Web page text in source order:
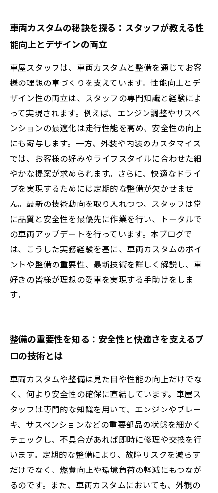
車両カスタムの秘訣を探る：スタッフが教える性
能向上とデザインの両立
車屋スタッフは、車両カスタムと整備を通じてお客
様の理想の車づくりを支えています。性能向上とデ
ザイン性の両立は、スタッフの専門知識と経験によ
って実現されます。例えば、エンジン調整やサスペ
ンションの最適化は走行性能を高め、安全性の向上
にも寄与します。一方、外装や内装のカスタマイズ
では、お客様の好みやライフスタイルに合わせた細
やかな提案が求められます。さらに、快適なドライ
ブを実現するためには定期的な整備が欠かせませ
ん。最新の技術動向を取り入れつつ、スタッフは常
に品質と安全性を最優先に作業を行い、トータルで
の車両アップデートを行っています。本ブログで
は、こうした実務経験を基に、車両カスタムのポイ
ントや整備の重要性、最新技術を詳しく解説し、車
好きの皆様が理想の愛車を実現する手助けをしま
す。
整備の重要性を知る：安全性と快適さを支えるプ
ロの技術とは
車両カスタムや整備は見た目や性能の向上だけでな
く、何より安全性の確保に直結しています。車屋ス
タッフは専門的な知識を用いて、エンジンやブレー
キ、サスペンションなどの重要部品の状態を細かく
チェックし、不具合があれば即時に修理や交換を行
います。定期的な整備により、故障リスクを減らす
だけでなく、燃費向上や環境負荷の軽減にもつなが
るのです。また、車両カスタムにおいても、外観の